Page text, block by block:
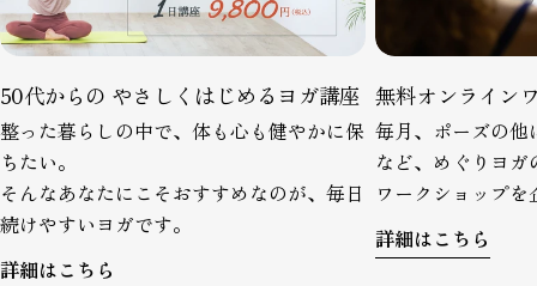
50代からの やさしくはじめるヨガ講座
整った暮らしの中で、体も心も健やかに保
ちたい。
そんなあなたにこそおすすめなのが、毎日
続けやすいヨガです。
詳細はこちら
無料オンライン
毎月、ポーズの他
など、めぐりヨ
ワークショップ
詳細はこちら